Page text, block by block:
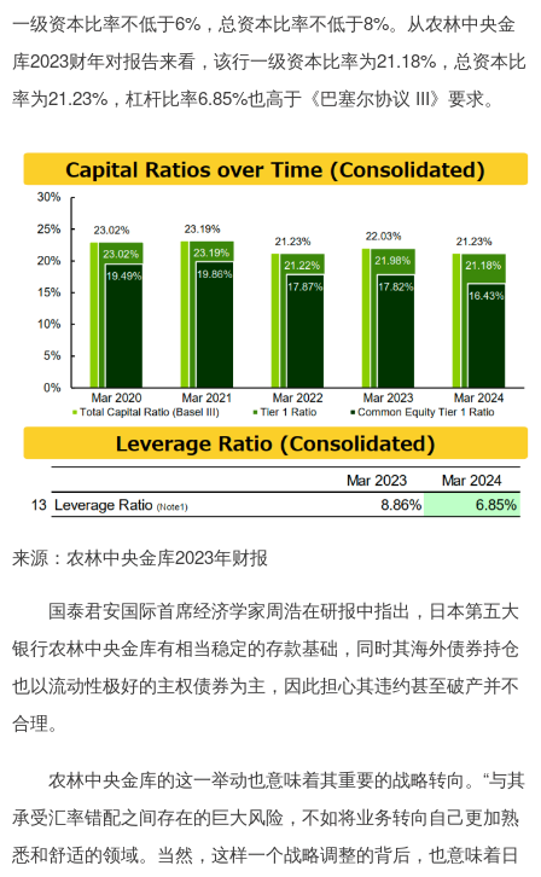
一级资本比率不低于6%，总资本比率不低于8%。从农林中央金
库2023财年对报告来看，该行一级资本比率为21.18%，总资本比
率为21.23%，杠杆比率6.85%也高于《巴塞尔协议 III》要求。
来源：农林中央金库2023年财报
国泰君安国际首席经济学家周浩在研报中指出，日本第五大
银行农林中央金库有相当稳定的存款基础，同时其海外债券持仓
也以流动性极好的主权债券为主，因此担心其违约甚至破产并不
合理。
农林中央金库的这一举动也意味着其重要的战略转向。“与其
承受汇率错配之间存在的巨大风险，不如将业务转向自己更加熟
悉和舒适的领域。当然，这样一个战略调整的背后，也意味着日